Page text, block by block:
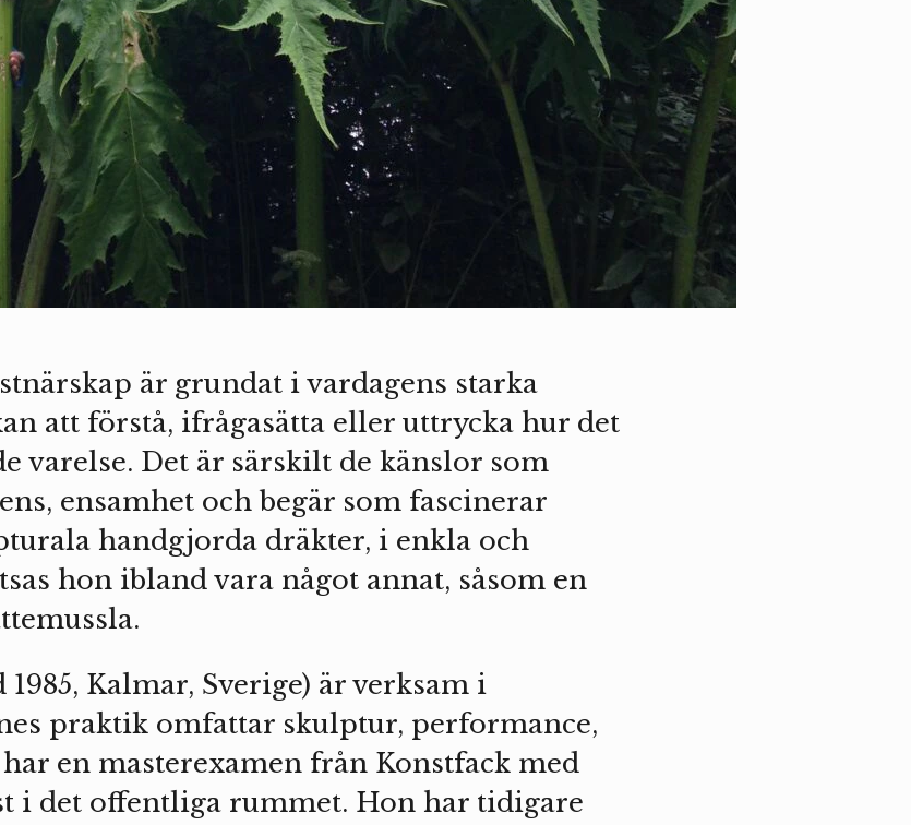
är grundat i vardagens starka
att förstå, ifrågasätta eller uttrycka hur det
varelse. Det är särskilt de känslor som
ensamhet och begär som fascinerar
handgjorda dräkter, i enkla och
hon ibland vara något annat, såsom en
Kalmar, Sverige) är verksam i
praktik omfattar skulptur, performance,
en masterexamen från Konstfack med
i det offentliga rummet. Hon har tidigare